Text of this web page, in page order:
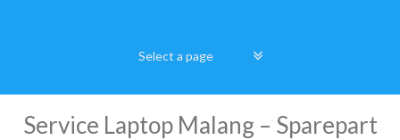
Service Laptop Malang – Sparepart